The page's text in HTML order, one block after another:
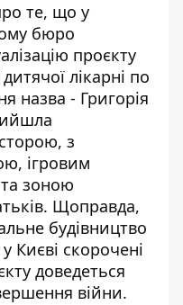
те, що у
бюро
проєкту
лікарні по
назва - Григорія
з
ігровим
зоною
Щоправда,
будівництво
Києві скорочені
доведеться
війни.